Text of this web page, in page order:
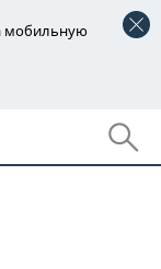
мобильную